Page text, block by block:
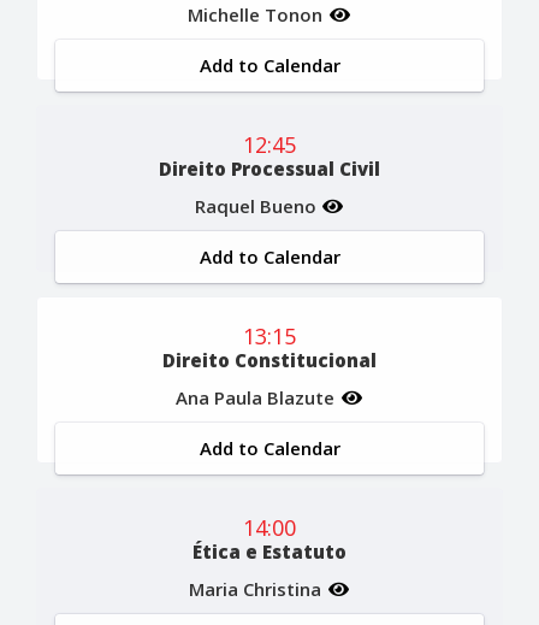
Michelle Tonon
Add to Calendar
12:45
Direito Processual Civil
Raquel Bueno
Add to Calendar
13:15
Direito Constitucional
Ana Paula Blazute
Add to Calendar
14:00
Ética e Estatuto
Maria Christina